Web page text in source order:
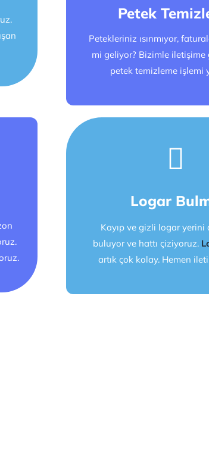
Petek
Petekleriniz ısınmıyor,
mi geliyor? Bizimle iletişime
petek temizleme işlemi
Logar
Kayıp ve gizli logar yerini
buluyor ve hattı çiziyoruz.
artık çok kolay. Hemen